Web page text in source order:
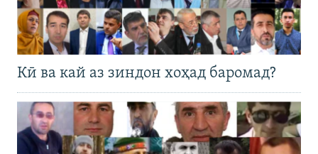
Кӣ ва кай аз зиндон хоҳад баромад?